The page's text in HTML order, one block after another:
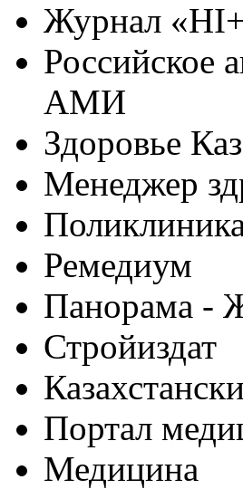
Журнал
Российское
АМИ
Здоровье
Менеджер
Ремедиум
Панорама -
Стройиздат
Портал
Медицина